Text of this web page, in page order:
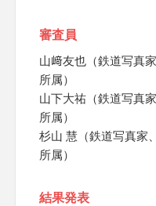
審査員
山﨑友也（鉄道写真
所属）
山下大祐（鉄道写真
所属）
杉山 慧（鉄道写真家
所属）
結果発表